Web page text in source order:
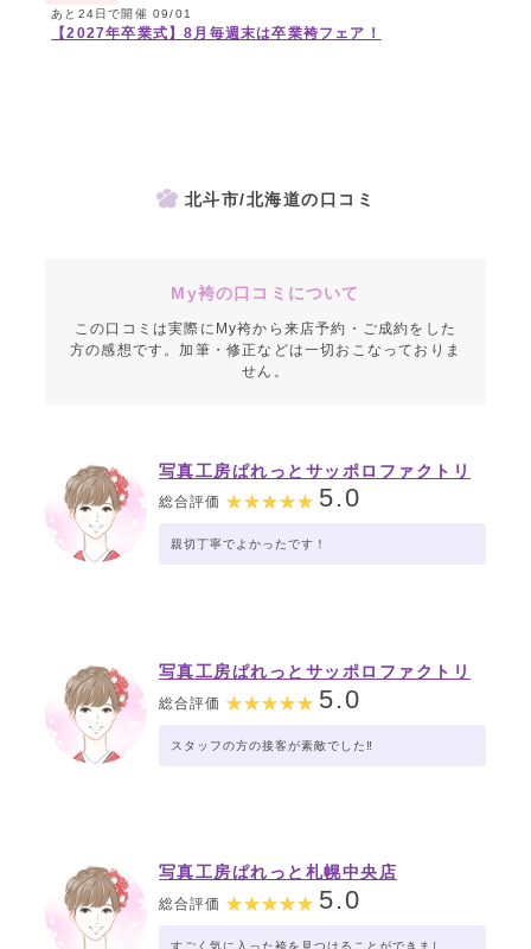
あと24日で開催 09/01
【2027年卒業式】8月毎週末は卒業袴フェア！
北斗市/北海道の口コミ
My袴の口コミについて
この口コミは実際にMy袴から来店予約・ご成約をした
方の感想です。加筆・修正などは一切おこなっておりま
せん。
写真工房ぱれっとサッポロファクトリ
ー店
総合評価 5.0
親切丁寧でよかったです！
写真工房ぱれっとサッポロファクトリ
総合評価 5.0
スタッフの方の接客が素敵でした‼️
写真工房ぱれっと札幌中央店
総合評価 5.0
すごく気に入った袴を見つけることができまし